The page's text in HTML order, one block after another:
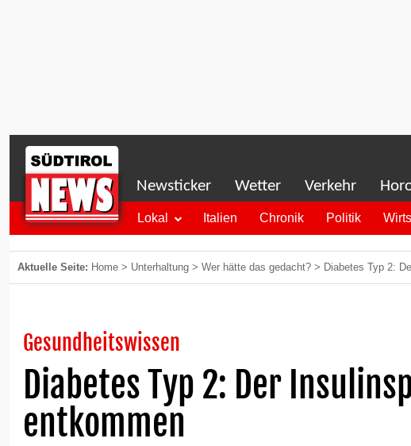
Newsticker Wetter Verkehr
Lokal Italien Chronik Politik
Aktuelle Seite: Home > Unterhaltung > Wer hätte das gedacht? > Diabetes Typ 2:
Gesundheitswissen
Diabetes Typ 2: Der
entkommen